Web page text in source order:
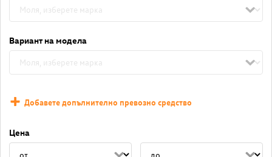
Вариант на модела
Добавете допълнително превозно средство
Цена